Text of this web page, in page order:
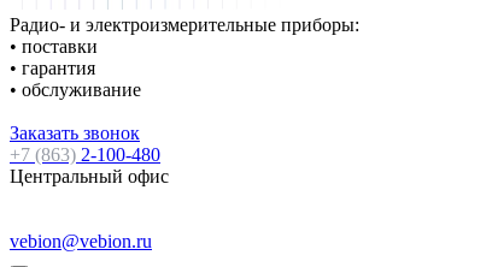
Радио- и электроизмерительные приборы:
• поставки
• гарантия
• обслуживание
Заказать звонок
+7 (863) 2-100-480
Центральный офис
vebion@vebion.ru